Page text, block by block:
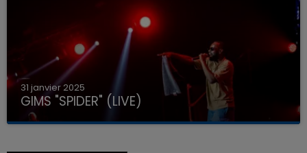
31 janvier 2025
GIMS "SPIDER" (LIVE)